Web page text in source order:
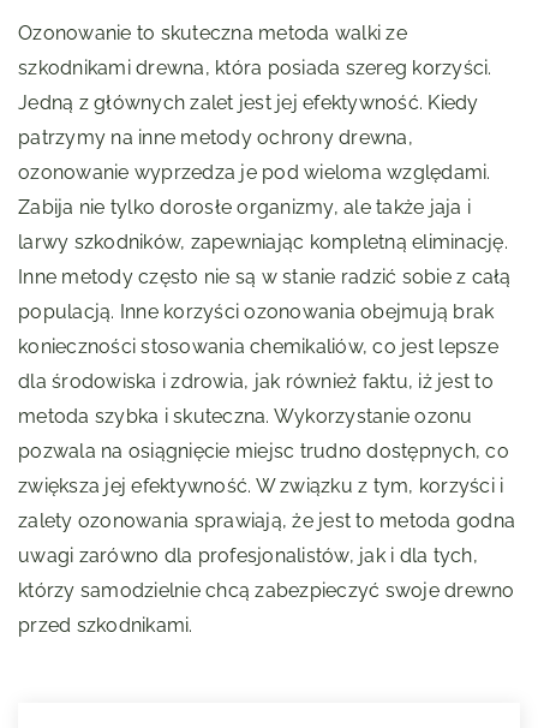
Ozonowanie to skuteczna metoda walki ze
szkodnikami drewna, która posiada szereg korzyści.
Jedną z głównych zalet jest jej efektywność. Kiedy
patrzymy na inne metody ochrony drewna,
ozonowanie wyprzedza je pod wieloma względami.
Zabija nie tylko dorosłe organizmy, ale także jaja i
larwy szkodników, zapewniając kompletną eliminację.
Inne metody często nie są w stanie radzić sobie z całą
populacją. Inne korzyści ozonowania obejmują brak
konieczności stosowania chemikaliów, co jest lepsze
dla środowiska i zdrowia, jak również faktu, iż jest to
metoda szybka i skuteczna. Wykorzystanie ozonu
pozwala na osiągnięcie miejsc trudno dostępnych, co
zwiększa jej efektywność. W związku z tym, korzyści i
zalety ozonowania sprawiają, że jest to metoda godna
uwagi zarówno dla profesjonalistów, jak i dla tych,
którzy samodzielnie chcą zabezpieczyć swoje drewno
przed szkodnikami.